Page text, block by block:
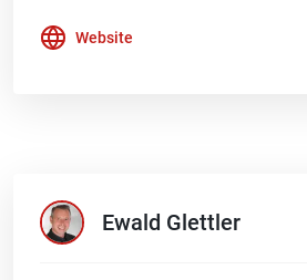
Website
Ewald Glettler